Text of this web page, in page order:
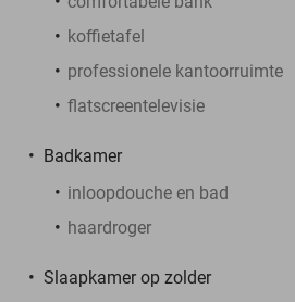
koffietafel
professionele kantoorruimte
flatscreentelevisie
Badkamer
inloopdouche en bad
haardroger
Slaapkamer op zolder